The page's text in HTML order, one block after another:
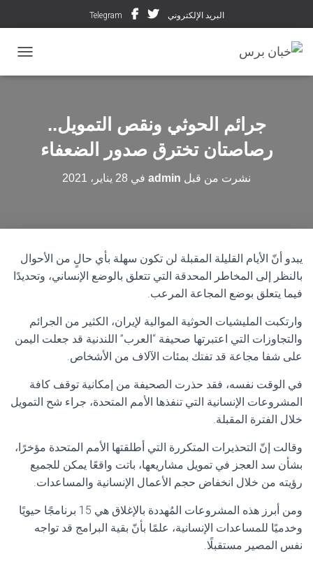
البريد الإلكتروني Telegram
جرائم الحوثي ونقص التمويل..
رصاصتان تخترق صدور الضعفاء
نشرت من قبل admin في 28 يناير، 2021
يبدو أنّ الأيام القليلة المقبلة لن تكون سهلة بأي حالٍ من الأحوال
بالنظر إلى المخاطر المحدقة التي تتعلق بالوضع الإنساني، وتحديدًا
فيما يتعلق بوضع المجاعة المرعب.
وارتكبت المليشيات الحوثية الموالية لإيران، الكثير من الجرائم
والتجاوزات التي اعتبرتها صحيفة “العرب” اللندنية قد جعلت اليمن
على شفا مجاعة قد تفتك بمئات الآلاف من الأشخاص.
في الوقت نفسه، فقد حذرت الصحيفة من إمكانية توقف كافة
المشروعات الإنسانية التي تنفذها الأمم المتحدة، جراء شح التمويل
خلال الفترة المقبلة.
وقالت إنّ التحذيرات المتكررة التي أطلقتها الأمم المتحدة مؤخرًا،
بشأن سد العجز في تمويل مشاريعها، باتت واقعًا يمكن للجميع
رؤيته من خلال انخفاض حجم الأعمال الإنسانية والمساعدات.
ومن أبرز هذه المشروعات المُهددة بالإغلاق هي 15 برنامجًا حيويًا
وخدميًا للمساعدات الإنسانية، علمًا بأنّ بقية البرامج قد تواجه
نفس المصير مستقبلًا.